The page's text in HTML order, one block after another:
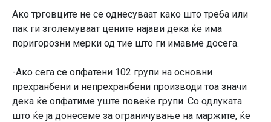
Ако трговците не се однесуваат како што треба или
пак ги зголемуваат цените најави дека ќе има
поригорозни мерки од тие што ги имавме досега.
-Ако сега се опфатени 102 групи на основни
прехранбени и непрехранбени производи тоа значи
дека ќе опфатиме уште повеќе групи. Со одлуката
што ќе ја донесеме за ограничување на маржите, ќе